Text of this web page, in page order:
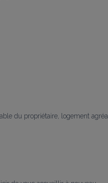
du propriétaire, logement